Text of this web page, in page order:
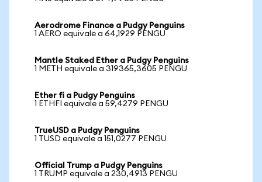
Aerodrome Finance a Pudgy Penguins
1 AERO equivale a 64,1929 PENGU
Mantle Staked Ether a Pudgy Penguins
1 METH equivale a 319365,3605 PENGU
Ether fi a Pudgy Penguins
1 ETHFI equivale a 59,4279 PENGU
TrueUSD a Pudgy Penguins
1 TUSD equivale a 151,0277 PENGU
Official Trump a Pudgy Penguins
1 TRUMP equivale a 230,4913 PENGU